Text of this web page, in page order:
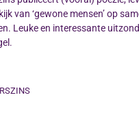
van ‘gewone mensen’ op
Leuke en interessante